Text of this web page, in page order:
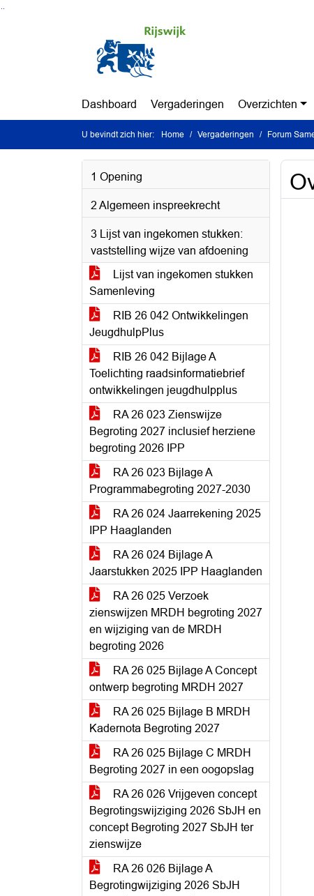
Dashboard Vergaderingen Overzichten
U bevindt zich hier: Home Vergaderingen Forum
1 Opening
2 Algemeen inspreekrecht
3 Lijst van ingekomen stukken:
vaststelling wijze van afdoening
Lijst van ingekomen stukken
Samenleving
RIB 26 042 Ontwikkelingen
JeugdhulpPlus
RIB 26 042 Bijlage A
Toelichting raadsinformatiebrief
ontwikkelingen jeugdhulpplus
RA 26 023 Zienswijze
Begroting 2027 inclusief herziene
begroting 2026 IPP
RA 26 023 Bijlage A
Programmabegroting 2027-2030
RA 26 024 Jaarrekening 2025
IPP Haaglanden
RA 26 024 Bijlage A
Jaarstukken 2025 IPP Haaglanden
RA 26 025 Verzoek
zienswijzen MRDH begroting 2027
en wijziging van de MRDH
begroting 2026
RA 26 025 Bijlage A Concept
ontwerp begroting MRDH 2027
RA 26 025 Bijlage B MRDH
Kadernota Begroting 2027
RA 26 025 Bijlage C MRDH
Begroting 2027 in een oogopslag
RA 26 026 Vrijgeven concept
Begrotingswijziging 2026 SbJH en
concept Begroting 2027 SbJH ter
zienswijze
RA 26 026 Bijlage A
Begrotingwijziging 2026 SbJH